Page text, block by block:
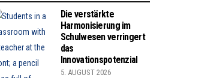
Die verstärkte
Harmonisierung im
Schulwesen verringert
das
Innovationspotenzial
5. AUGUST 2026